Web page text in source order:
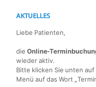
AKTUELLES
Liebe Patienten,
die Online-
wieder aktiv.
Bitte klicken Sie unten
Menü auf das Wort